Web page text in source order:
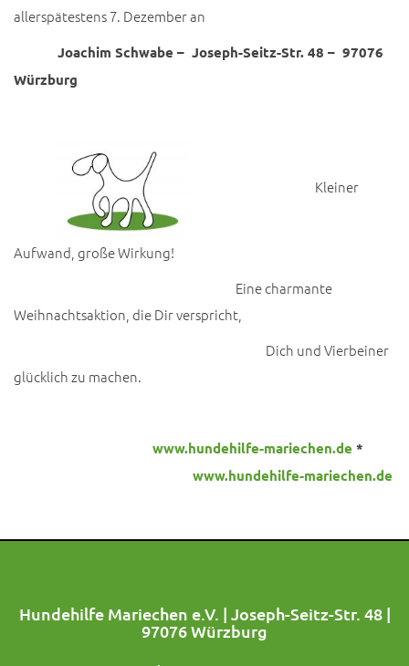
allerspätestens 7. Dezember an
Joachim Schwabe – Joseph-Seitz-Str. 48 – 97076
Würzburg
Kleiner
Aufwand, große Wirkung!
Eine charmante
Weihnachtsaktion, die Dir verspricht,
Dich und Vierbeiner
glücklich zu machen.
www.hundehilfe-mariechen.de *
www.hundehilfe-mariechen.de
Hundehilfe Mariechen e.V. | Joseph-Seitz-Str. 48 |
97076 Würzburg